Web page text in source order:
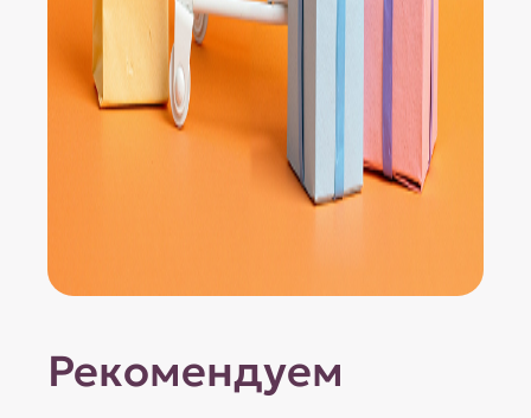
Рекомендуем